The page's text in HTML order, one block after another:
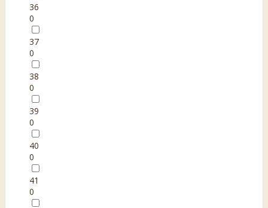
36
0
37
0
38
0
39
0
40
0
41
0